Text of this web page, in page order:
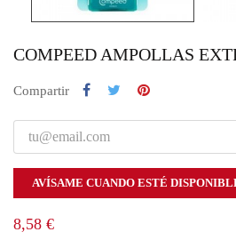
COMPEED AMPOLLAS
Compartir
AVÍSAME CUANDO ESTÉ
8,58 €